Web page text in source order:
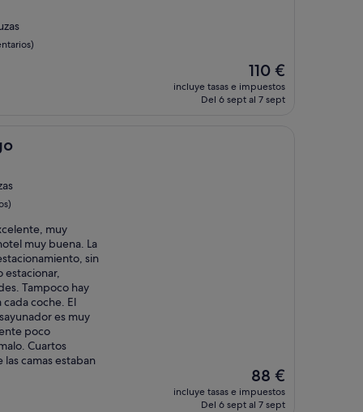
El
precio
actual
110 €
incluye tasas e impuestos
Del 6 sept al 7 sept
muy
muy buena. La
sin
estacionar,
Tampoco hay
coche. El
es muy
poco
Cuartos
camas estaban
El
precio
actual
88 €
incluye tasas e impuestos
Del 6 sept al 7 sept